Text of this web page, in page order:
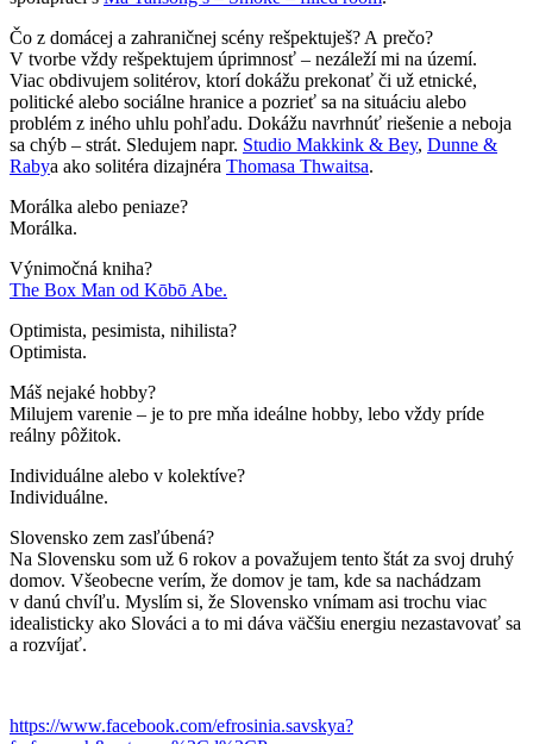
Čo z domácej a zahraničnej scény rešpektuješ? A prečo?
V tvorbe vždy rešpektujem úprimnosť – nezáleží mi na území.
Viac obdivujem solitérov, ktorí dokážu prekonať či už etnické,
politické alebo sociálne hranice a pozrieť sa na situáciu alebo
problém z iného uhlu pohľadu. Dokážu navrhnúť riešenie a neboja
sa chýb – strát. Sledujem napr. Studio Makkink & Bey, Dunne &
Rabya ako solitéra dizajnéra Thomasa Thwaitsa.
Morálka alebo peniaze?
Morálka.
Výnimočná kniha?
The Box Man od Kōbō Abe.
Optimista, pesimista, nihilista?
Optimista.
Máš nejaké hobby?
Milujem varenie – je to pre mňa ideálne hobby, lebo vždy príde
reálny pôžitok.
Individuálne alebo v kolektíve?
Individuálne.
Slovensko zem zasľúbená?
Na Slovensku som už 6 rokov a považujem tento štát za svoj druhý
domov. Všeobecne verím, že domov je tam, kde sa nachádzam
v danú chvíľu. Myslím si, že Slovensko vnímam asi trochu viac
idealisticky ako Slováci a to mi dáva väčšiu energiu nezastavovať sa
a rozvíjať.
https://www.facebook.com/efrosinia.savskya?